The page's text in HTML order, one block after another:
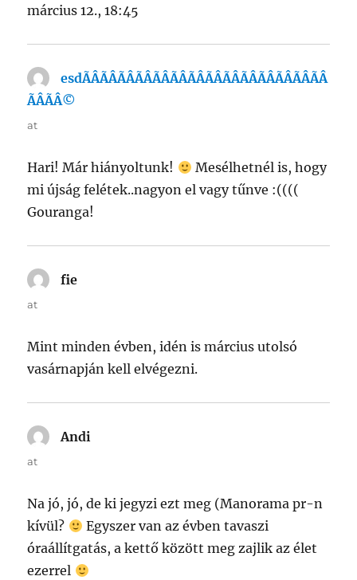
március 12., 18:45
esdÃÂÃÂÃÂÃÂÃÂÃÂÃÂÃÂÃÂÃÂÃÂÃÂÃÂÃÂ
ÃÂÃÂ©
at
Hari! Már hiányoltunk!
Mesélhetnél is, hogy
mi újság felétek..nagyon el vagy tűnve :((((
Gouranga!
fie
at
Mint minden évben, idén is március utolsó
vasárnapján kell elvégezni.
Andi
at
Na jó, jó, de ki jegyzi ezt meg (Manorama pr-n
kívül?
Egyszer van az évben tavaszi
óraállítgatás, a kettő között meg zajlik az élet
ezerrel